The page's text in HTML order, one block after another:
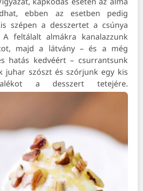
ebben az esetben pedig
szépen a desszertet a csúnya
A feltálalt almákra kanalazzunk
majd a látvány – és a még
hatás kedvéért – csurrantsunk
juhar szószt és szórjunk egy kis
a desszert tetejére.